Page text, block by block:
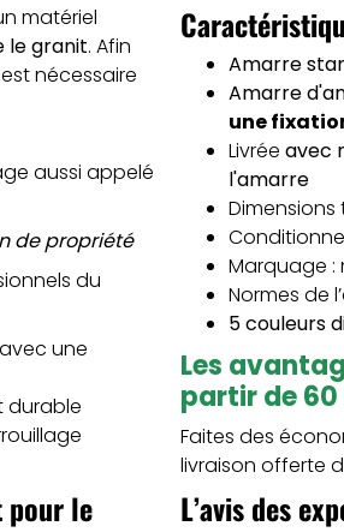
matériel
le granit. Afin
nécessaire
aussi appelé
de propriété
du
une
durable
pour le
Amarre
Amarre
une
Livrée avec
l'amarre
Dimensions
Marquage :
Normes de
5 couleurs
Les
partir de
Faites des
livraison offerte
L’avis des